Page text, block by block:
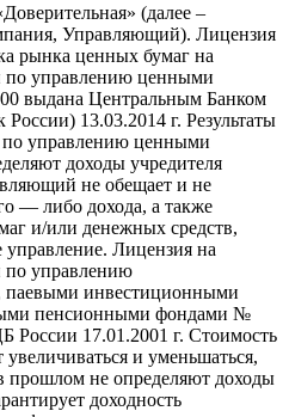
(далее –
Управляющий). Лицензия
рынка ценных бумаг на
по управлению ценными
выдана Центральным Банком
13.03.2014 г. Результаты
по управлению ценными
доходы учредителя
не обещает и не
— либо дохода, а также
и/или денежных средств,
управление. Лицензия на
по управлению
инвестиционными
пенсионными фондами №
России 17.01.2001 г. Стоимость
и уменьшаться,
прошлом не определяют доходы
доходность